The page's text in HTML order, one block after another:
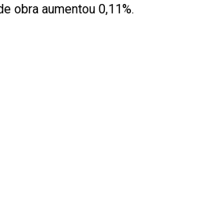
obra aumentou 0,11%.